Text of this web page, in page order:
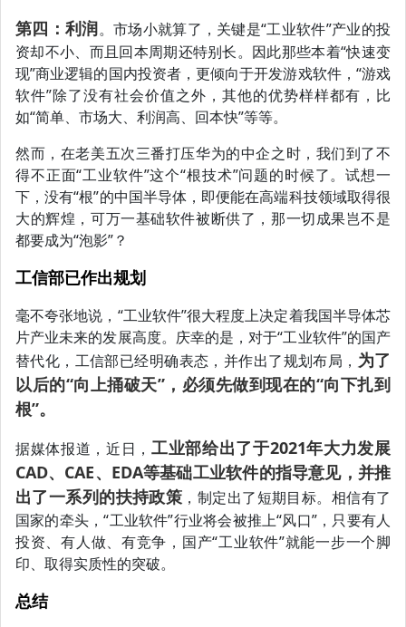
第四：利润。市场小就算了，关键是“工业软件”产业的投
资却不小、而且回本周期还特别长。因此那些本着“快速变
现”商业逻辑的国内投资者，更倾向于开发游戏软件，“游戏
软件”除了没有社会价值之外，其他的优势样样都有，比
如“简单、市场大、利润高、回本快”等等。
然而，在老美五次三番打压华为的中企之时，我们到了不
得不正面“工业软件”这个“根技术”问题的时候了。试想一
下，没有“根”的中国半导体，即便能在高端科技领域取得很
大的辉煌，可万一基础软件被断供了，那一切成果岂不是
都要成为“泡影”？
工信部已作出规划
毫不夸张地说，“工业软件”很大程度上决定着我国半导体芯
片产业未来的发展高度。庆幸的是，对于“工业软件”的国产
替代化，工信部已经明确表态，并作出了规划布局， 为了
以后的“向上捅破天”，必须先做到现在的“向下扎到
根”。
据媒体报道，近日， 工业部给出了于2021年大力发展
CAD、CAE、EDA等基础工业软件的指导意见，并推
出了一系列的扶持政策 ，制定出了短期目标。相信有了
国家的牵头，“工业软件”行业将会被推上“风口”，只要有人
投资、有人做、有竞争，国产“工业软件”就能一步一个脚
印、取得实质性的突破。
总结